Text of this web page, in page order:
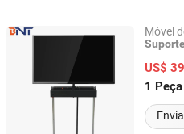
Total Movimento
Universal Giratório
Inclinação Extensão
Suporte de Parede
Articulado para TVs de
Painel Plano LED LCD
de
de TV
Móvel
Suporte
TV
US$
1 Peça
Guangzhou Boente
Guangdong, China